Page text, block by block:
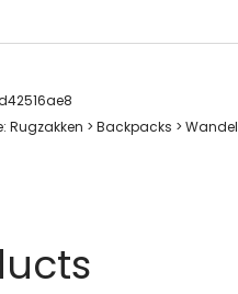
Rugzakken > Backpacks >